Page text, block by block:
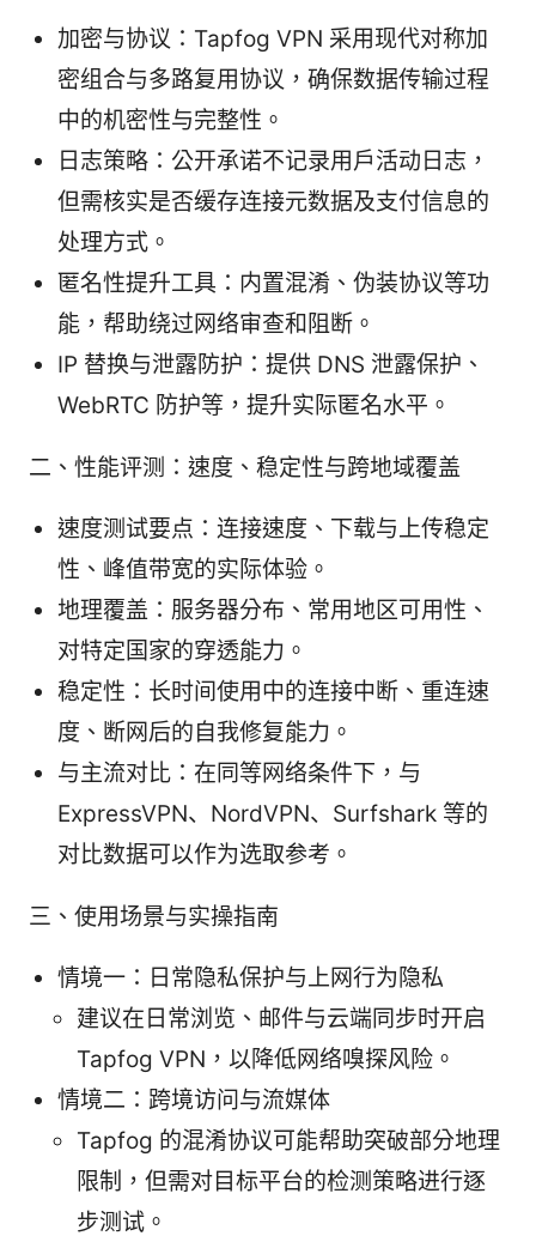
加密与协议：Tapfog VPN 采用现代对称加
密组合与多路复用协议，确保数据传输过程
中的机密性与完整性。
日志策略：公开承诺不记录用户活动日志，
但需核实是否缓存连接元数据及支付信息的
处理方式。
匿名性提升工具：内置混淆、伪装协议等功
能，帮助绕过网络审查和阻断。
IP 替换与泄露防护：提供 DNS 泄露保护、
WebRTC 防护等，提升实际匿名水平。
二、性能评测：速度、稳定性与跨地域覆盖
速度测试要点：连接速度、下载与上传稳定
性、峰值带宽的实际体验。
地理覆盖：服务器分布、常用地区可用性、
对特定国家的穿透能力。
稳定性：长时间使用中的连接中断、重连速
度、断网后的自我修复能力。
与主流对比：在同等网络条件下，与
ExpressVPN、NordVPN、Surfshark 等的
对比数据可以作为选取参考。
三、使用场景与实操指南
情境一：日常隐私保护与上网行为隐私
建议在日常浏览、邮件与云端同步时开启
Tapfog VPN，以降低网络嗅探风险。
情境二：跨境访问与流媒体
Tapfog 的混淆协议可能帮助突破部分地理
限制，但需对目标平台的检测策略进行逐
步测试。